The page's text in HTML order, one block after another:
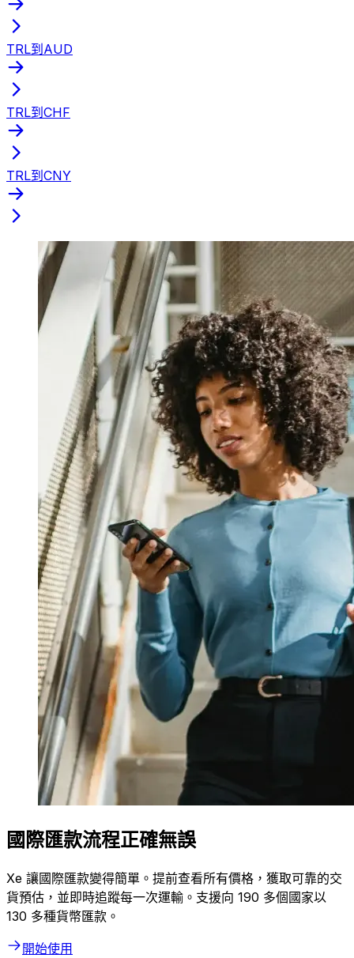
TRL到AUD
TRL到CHF
TRL到CNY
國際匯款流程正確無誤
Xe 讓國際匯款變得簡單。提前查看所有價格，獲取可靠的交
貨預估，並即時追蹤每一次運輸。支援向 190 多個國家以
130 多種貨幣匯款。
開始使用